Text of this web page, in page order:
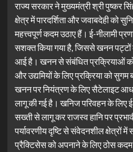
राज्य सरकार ने मुख्यमंत्री श्री पुष्कर
क्षेत्र में पारदर्शिता और जवाबदेही को
महत्त्वपूर्ण कदम उठाए हैं। ई-नीलामी
सशक्त किया गया है, जिससे खनन पट्टों
आई है। खनन से संबंधित प्रक्रियाओं
और उद्यमियों के लिए प्रक्रिया को सुगम
खनन पर नियंत्रण के लिए सैटेलाइट
लागू की गई है। खनिज परिवहन के लिए
सख्ती से लागू कर राजस्व हानि पर
पर्यावरणीय दृष्टि से संवेदनशील क्षेत्रों
प्रैक्टिसेस को अपनाने के लिए ठोस कदम